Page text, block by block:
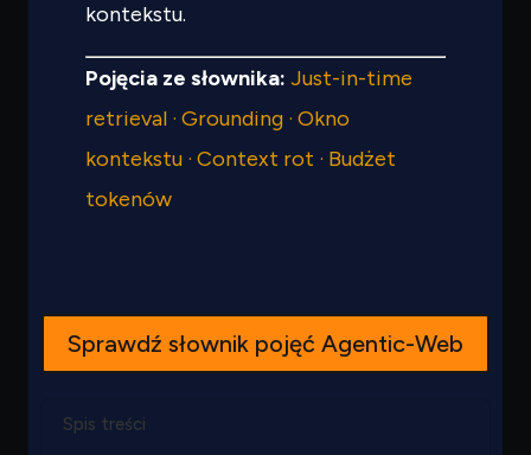
kontekstu.
Pojęcia ze słownika: Just-in-time
retrieval · Grounding · Okno
kontekstu · Context rot · Budżet
tokenów
Sprawdź słownik pojęć Agentic-Web
Spis treści